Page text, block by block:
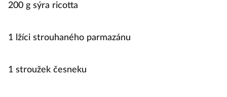
200 g sýra ricotta
1 lžíci strouhaného parmazánu
1 stroužek česneku